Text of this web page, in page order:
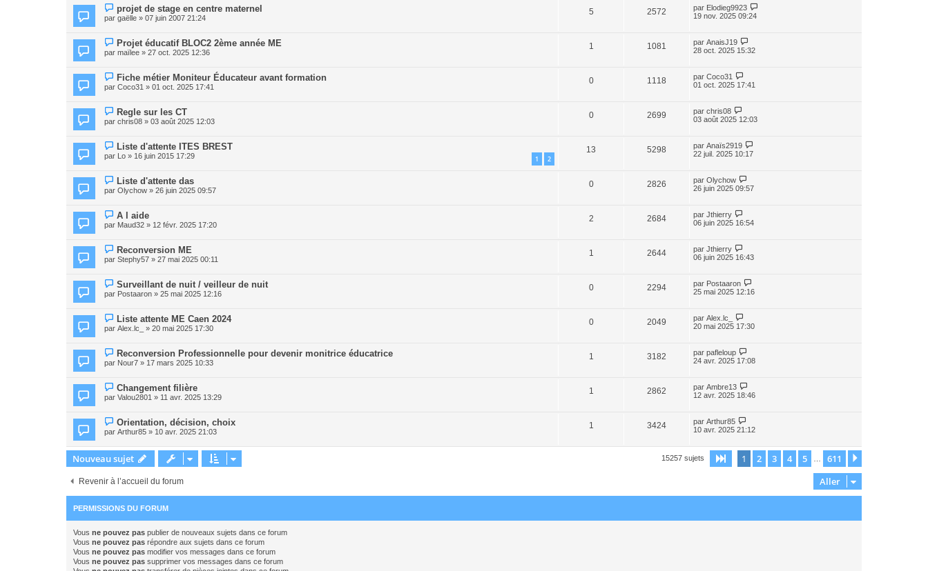
projet de stage en centre maternel
par gaëlle » 07 juin 2007 21:24
5 2572 par Elodieg9923
19 nov. 2025 09:24
Projet éducatif BLOC2 2ème année ME
par maïlee » 27 oct. 2025 12:36
1 1081 par AnaisJ19
28 oct. 2025 15:32
Fiche métier Moniteur Éducateur avant formation
par Coco31 » 01 oct. 2025 17:41
0 1118 par Coco31
01 oct. 2025 17:41
Regle sur les CT
par chris08 » 03 août 2025 12:03
0 2699 par chris08
03 août 2025 12:03
Liste d'attente ITES BREST
par Lo » 16 juin 2015 17:29 1 2
13 5298 par Anaïs2919
22 juil. 2025 10:17
Liste d'attente das
par Olychow » 26 juin 2025 09:57
0 2826 par Olychow
26 juin 2025 09:57
A l aide
par Maud32 » 12 févr. 2025 17:20
2 2684 par Jthierry
06 juin 2025 16:54
Reconversion ME
par Stephy57 » 27 mai 2025 00:11
1 2644 par Jthierry
06 juin 2025 16:43
Surveillant de nuit / veilleur de nuit
par Postaaron » 25 mai 2025 12:16
0 2294 par Postaaron
25 mai 2025 12:16
Liste attente ME Caen 2024
par Alex.lc_ » 20 mai 2025 17:30
0 2049 par Alex.lc_
20 mai 2025 17:30
Reconversion Professionnelle pour devenir monitrice éducatrice
par Nour7 » 17 mars 2025 10:33
1 3182 par pafleloup
24 avr. 2025 17:08
Changement filière
par Valou2801 » 11 avr. 2025 13:29
1 2862 par Ambre13
12 avr. 2025 18:46
Orientation, décision, choix
par Arthur85 » 10 avr. 2025 21:03
1 3424 par Arthur85
10 avr. 2025 21:12
Nouveau sujet 15257 sujets Page sur611
1 2 3 4 5 611
Revenir à l’accueil du forum Aller
PERMISSIONS DU FORUM
Vous ne pouvez pas publier de nouveaux sujets dans ce forum
Vous ne pouvez pas répondre aux sujets dans ce forum
Vous ne pouvez pas modifier vos messages dans ce forum
Vous ne pouvez pas supprimer vos messages dans ce forum